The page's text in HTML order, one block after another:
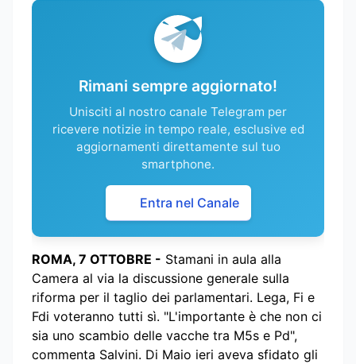
Rimani sempre aggiornato!
Unisciti al nostro canale Telegram per
ricevere notizie in tempo reale, esclusive ed
aggiornamenti direttamente sul tuo
smartphone.
Entra nel Canale
ROMA, 7 OTTOBRE - Stamani in aula alla
Camera al via la discussione generale sulla
riforma per il taglio dei parlamentari. Lega, Fi e
Fdi voteranno tutti sì. "L'importante è che non ci
sia uno scambio delle vacche tra M5s e Pd",
commenta Salvini. Di Maio ieri aveva sfidato gli